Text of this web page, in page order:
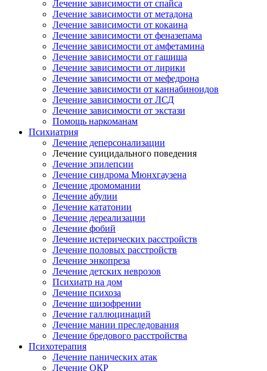
Лечение зависимости от спайса
Лечение зависимости от метадона
Лечение зависимости от кокаина
Лечение зависимости от феназепама
Лечение зависимости от амфетамина
Лечение зависимости от гашиша
Лечение зависимости от лирики
Лечение зависимости от мефедрона
Лечение зависимости от каннабиноидов
Лечение зависимости от ЛСД
Лечение зависимости от экстази
Помощь наркоманам
Психиатрия
Лечение деперсонализации
Лечение суицидального поведения
Лечение эпилепсии
Лечение синдрома Мюнхгаузена
Лечение дромомании
Лечение абулии
Лечение кататонии
Лечение дереализации
Лечение фобий
Лечение истерических расстройств
Лечение половых расстройств
Лечение энкопреза
Лечение детских неврозов
Психиатр на дом
Лечение психоза
Лечение шизофрении
Лечение галлюцинаций
Лечение мании преследования
Лечение бредового расстройства
Психотерапия
Лечение панических атак
Лечение ОКР